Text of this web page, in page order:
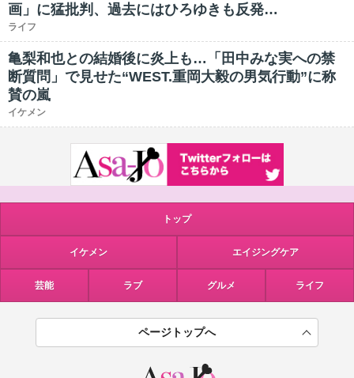
画」に猛批判、過去にはひろゆきも反発…
ライフ
亀梨和也との結婚後に炎上も…「田中みな実への禁
断質問」で見せた“WEST.重岡大毅の男気行動”に称
賛の嵐
イケメン
トップ
イケメン エイジングケア
芸能 ラブ グルメ ライフ
ページトップへ